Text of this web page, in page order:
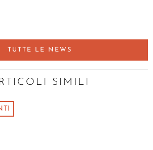
TUTTE LE NEWS
ARTICOLI SIMILI